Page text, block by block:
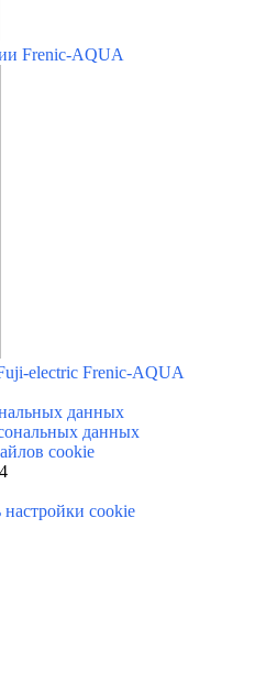
Frenic-AQUA
electric Frenic-AQUA
данных
данных
cookie
cookie